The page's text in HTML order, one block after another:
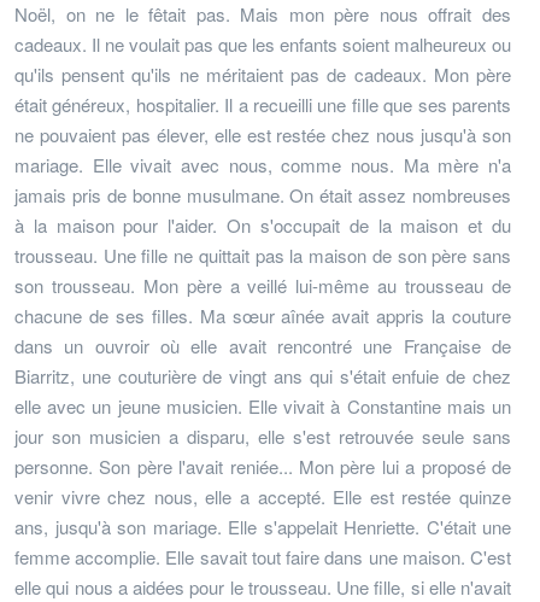
Noël, on ne le fêtait pas. Mais mon père nous offrait des
cadeaux. Il ne voulait pas que les enfants soient malheureux ou
qu'ils pensent qu'ils ne méritaient pas de cadeaux. Mon père
était généreux, hospitalier. Il a recueilli une fille que ses parents
ne pouvaient pas élever, elle est restée chez nous jusqu'à son
mariage. Elle vivait avec nous, comme nous. Ma mère n'a
jamais pris de bonne musulmane. On était assez nombreuses
à la maison pour l'aider. On s'occupait de la maison et du
trousseau. Une fille ne quittait pas la maison de son père sans
son trousseau. Mon père a veillé lui-même au trousseau de
chacune de ses filles. Ma sœur aînée avait appris la couture
dans un ouvroir où elle avait rencontré une Française de
Biarritz, une couturière de vingt ans qui s'était enfuie de chez
elle avec un jeune musicien. Elle vivait à Constantine mais un
jour son musicien a disparu, elle s'est retrouvée seule sans
personne. Son père l'avait reniée... Mon père lui a proposé de
venir vivre chez nous, elle a accepté. Elle est restée quinze
ans, jusqu'à son mariage. Elle s'appelait Henriette. C'était une
femme accomplie. Elle savait tout faire dans une maison. C'est
elle qui nous a aidées pour le trousseau. Une fille, si elle n'avait